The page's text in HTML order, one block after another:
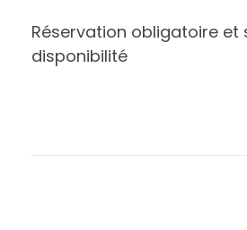
Réservation obligatoire et
disponibilité